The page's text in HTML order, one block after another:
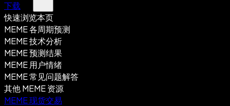
下载
快速浏览本页
MEME 各周期预测
MEME 技术分析
MEME 预测结果
MEME 用户情绪
MEME 常见问题解答
其他 MEME 资源
MEME 现货交易